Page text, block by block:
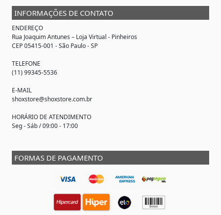
INFORMAÇÕES DE CONTATO
ENDEREÇO
Rua Joaquim Antunes – Loja Virtual - Pinheiros
CEP 05415-001 - São Paulo - SP
TELEFONE
(11) 99345-5536
E-MAIL
shoxstore@shoxstore.com.br
HORÁRIO DE ATENDIMENTO
Seg - Sáb / 09:00 - 17:00
FORMAS DE PAGAMENTO